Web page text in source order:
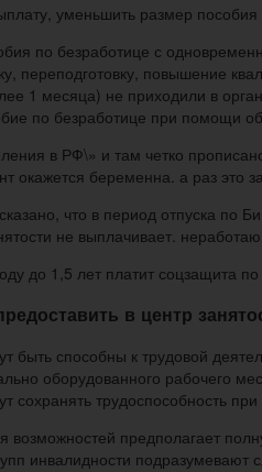
уменьшить размер
по безработице с
переподготовку, повышение
1 месяца) не приходили в
по безработице при помощи
в РФ\» и там четко
окажется беременна. а раз это
что в период отпуска
не выплачивает.
до 1,5 лет платит соцзащита по
в центр
быть способны к трудовой
оборудованного рабочего
сохранять трудоспособность
возможностей предполагает
инвалидности